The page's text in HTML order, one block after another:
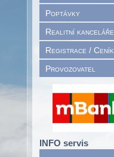
Poptávky
Realitní kanceláře
Registrace / Ceník
Provozovatel
INFO servis